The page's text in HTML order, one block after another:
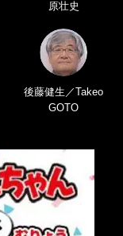
原壮史
後藤健生／Takeo
GOTO